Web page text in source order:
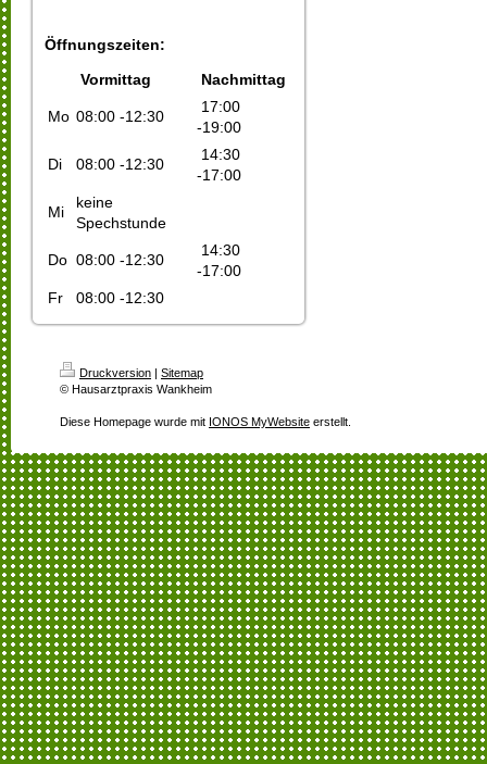
Öffnungszeiten:
Vormittag
Nachmittag
Mo 08:00 -12:30
17:00
-19:00
Di 08:00 -12:30
14:30
-17:00
Mi
keine
Spechstunde
Do 08:00 -12:30
14:30
-17:00
Fr
08:00 -12:30
Druckversion | Sitemap
© Hausarztpraxis Wankheim
Diese Homepage wurde mit IONOS MyWebsite erstellt.